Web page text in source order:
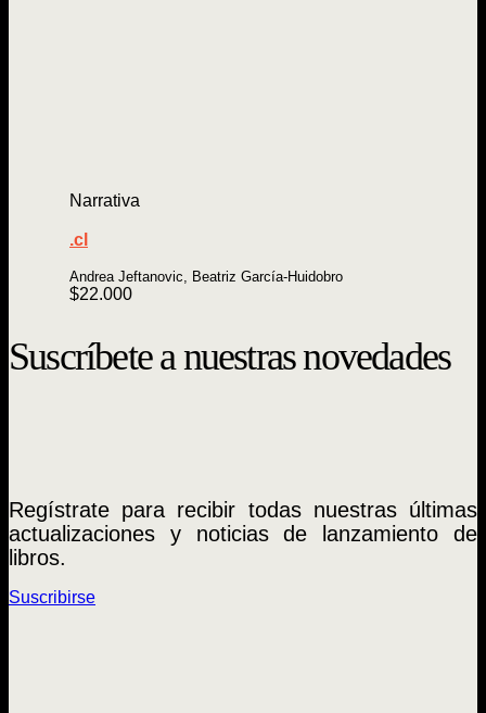
Narrativa
.cl
Andrea Jeftanovic, Beatriz García-Huidobro
$22.000
Suscríbete a nuestras novedades
Regístrate para recibir todas nuestras últimas
actualizaciones y noticias de lanzamiento de
libros.
Suscribirse